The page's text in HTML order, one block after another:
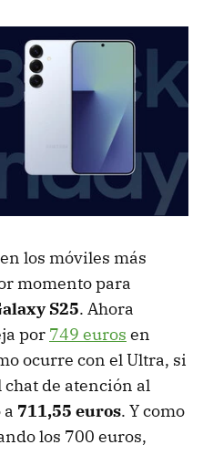
los móviles más
momento para
S25. Ahora
por 749 euros en
ocurre con el Ultra, si
de atención al
711,55 euros. Y como
los 700 euros,